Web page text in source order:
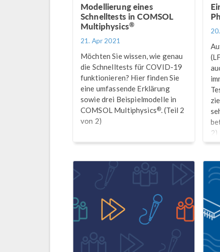
Modellierung eines
Schnelltests in COMSOL
Multiphysics®
21. Apr 2021
Möchten Sie wissen, wie genau
die Schnelltests für COVID-19
funktionieren? Hier finden Sie
eine umfassende Erklärung
sowie drei Beispielmodelle in
COMSOL Multiphysics®. (Teil 2
von 2)
2)